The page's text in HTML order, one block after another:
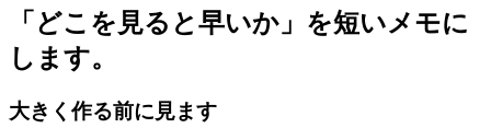
「どこを見ると早いか」を短いメモに
します。
大きく作る前に見ます